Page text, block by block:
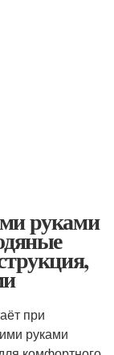
руками
при
руками